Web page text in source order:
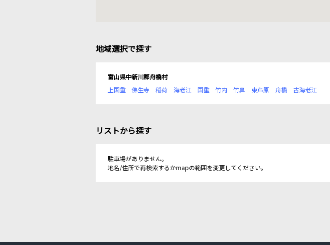
地域選択で探す
富山県中新川郡舟橋村
上国重
佛生寺 稲荷 海老江 国重 竹内 竹鼻 東芦原 舟橋 古海老江
リストから探す
駐車場がありません。
地名/住所で再検索するかmapの範囲を変更してください。